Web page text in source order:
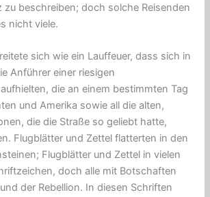
zu beschreiben; doch solche Reisenden
nicht viele.
sich wie ein Lauffeuer, dass sich in
Anführer einer riesigen
die an einem bestimmten Tag
und Amerika sowie all die alten,
die die Straße so geliebt hatte,
Flugblätter und Zettel flatterten in den
Flugblätter und Zettel in vielen
doch alle mit Botschaften
der Rebellion. In diesen Schriften